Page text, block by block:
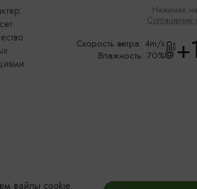
Нажимая
Соглашение
Скорость ветра: 4m/s
Влажность: 70%
файлы cookie.